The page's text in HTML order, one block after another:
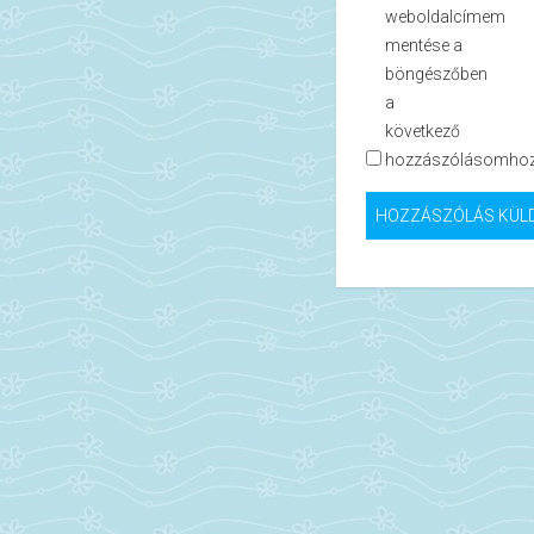
weboldalcímem
mentése a
böngészőben
a
következő